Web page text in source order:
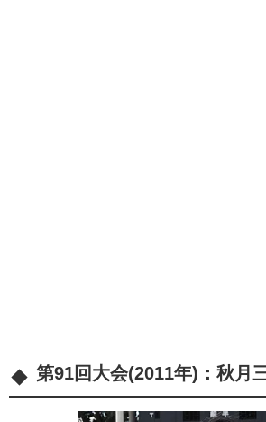
第91回大会(2011年)： 秋月